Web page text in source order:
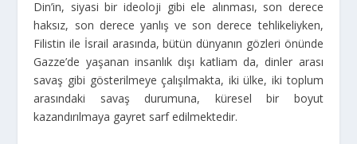
Din’in, siyasi bir ideoloji gibi ele alınması, son derece
haksız, son derece yanlış ve son derece tehlikeliyken,
Filistin ile İsrail arasında, bütün dünyanın gözleri önünde
Gazze’de yaşanan insanlık dışı katliam da, dinler arası
savaş gibi gösterilmeye çalışılmakta, iki ülke, iki toplum
arasındaki savaş durumuna, küresel bir boyut
kazandırılmaya gayret sarf edilmektedir.